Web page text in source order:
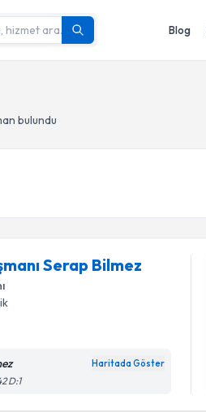
Blog
bulundu
Serap Bilmez
Haritada Göster
D:1